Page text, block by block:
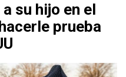
su hijo en el
prueba